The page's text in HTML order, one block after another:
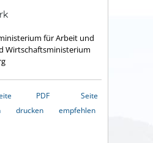
für Arbeit und
Wirtschaftsministerium
PDF
drucken
Seite
empfehlen